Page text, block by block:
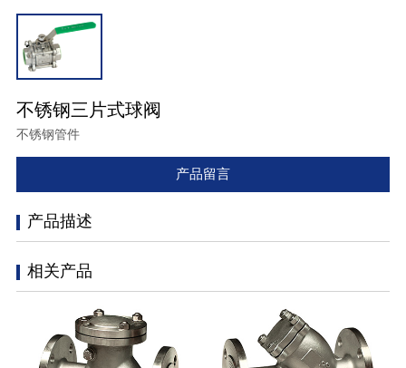
不锈钢三片式球阀
不锈钢管件
产品留言
产品描述
相关产品